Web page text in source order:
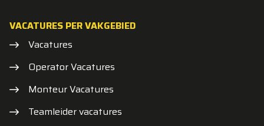
VACATURES PER VAKGEBIED
Vacatures
Operator Vacatures
Monteur Vacatures
Teamleider vacatures